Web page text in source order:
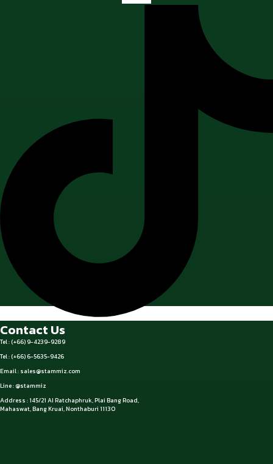
Contact Us
Tel : (+66) 9-4239-9289
Tel : (+66) 6-5635-9426
Email : sales@stammiz.com
Line : @stammiz
Address : 145/21 AI Ratchaphruk, Plai Bang Road,
Mahaswat, Bang Kruai, Nonthaburi 11130